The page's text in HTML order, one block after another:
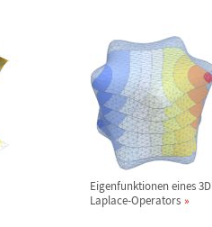
Eigenfunktionen eines 3D
Laplace-Operators